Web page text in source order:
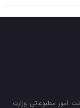
امور مطبوعاتی وزارت